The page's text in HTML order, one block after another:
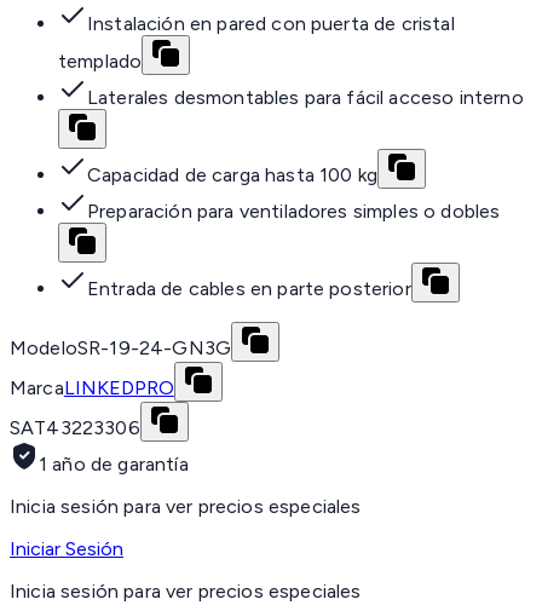
Instalación en pared con puerta de cristal
templado
Laterales desmontables para fácil acceso interno
Capacidad de carga hasta 100 kg
Preparación para ventiladores simples o dobles
Entrada de cables en parte posterior
ModeloSR-19-24-GN3G
MarcaLINKEDPRO
SAT43223306
1 año de garantía
Inicia sesión para ver precios especiales
Iniciar Sesión
Inicia sesión para ver precios especiales